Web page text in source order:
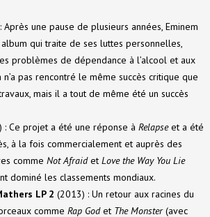
Après une pause de plusieurs années, Eminem
qui traite de ses luttes personnelles,
problèmes de dépendance à l’alcool et aux
n’a pas rencontré le même succès critique que
mais il a tout de même été un succès
: Ce projet a été une réponse à Relapseet a été
à la fois commercialement et auprès des
comme Not Afraidet Love the Way You Lie
dominé les classements mondiaux.
LP 2 (2013) : Un retour aux racines du
comme Rap Godet The Monster(avec